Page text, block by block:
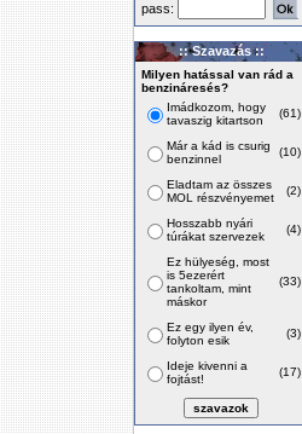
pass:
:: Szavazás ::
Milyen hatással van rád a
benzináresés?
Imádkozom, hogy
tavaszig kitartson
(61)
Már a kád is csurig
benzinnel
(10)
Eladtam az összes
MOL részvényemet
(2)
Hosszabb nyári
túrákat szervezek
(4)
Ez hülyeség, most
is 5ezerért
tankoltam, mint
máskor
(33)
Ez egy ilyen év,
folyton esik
(3)
Ideje kivenni a
fojtást!
(17)